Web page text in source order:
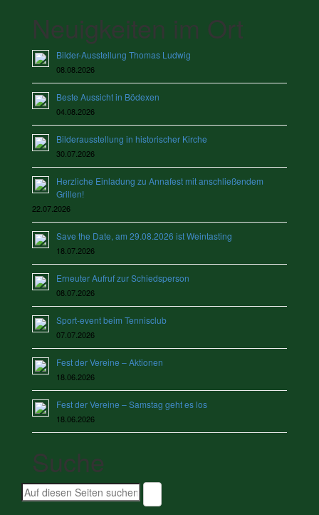
Neuigkeiten im Ort
Bilder-Ausstellung Thomas Ludwig
08.08.2026
Beste Aussicht in Bödexen
04.08.2026
Bilderausstellung in historischer Kirche
30.07.2026
Herzliche Einladung zu Annafest mit anschließendem
Grillen!
22.07.2026
Save the Date, am 29.08.2026 ist Weintasting
18.07.2026
Erneuter Aufruf zur Schiedsperson
08.07.2026
Sport-event beim Tennisclub
07.07.2026
Fest der Vereine – Aktionen
18.06.2026
Fest der Vereine – Samstag geht es los
18.06.2026
Suche
Suche
nach: